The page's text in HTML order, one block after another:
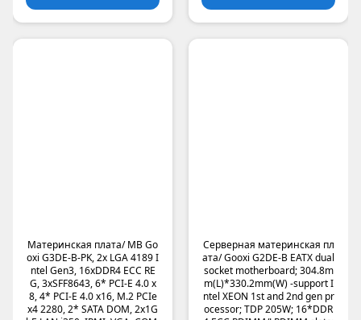
Материнская плата/ MB Go
oxi G3DE-B-PK, 2x LGA 4189 I
ntel Gen3, 16xDDR4 ECC RE
G, 3xSFF8643, 6* PCI-E 4.0 x
8, 4* PCI-E 4.0 x16, M.2 PCIe
x4 2280, 2* SATA DOM, 2x1G
Серверная материнская пл
ата/ Gooxi G2DE-B EATX dual
socket motherboard; 304.8m
m(L)*330.2mm(W) -support I
ntel XEON 1st and 2nd gen pr
ocessor; TDP 205W; 16*DDR